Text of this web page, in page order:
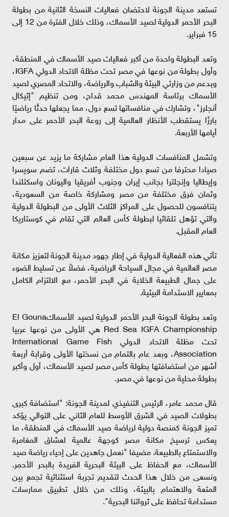
تستعد مدينة الجونة لاحتضان فعاليات النسخة الثانية من بطولة
البحر الأحمر الدولية لصيد الأسماك، وذلك خلال الفترة من 12 إلى
15 فبراير.
وتعد البطولة واحدة من أكبر فعاليات صيد الأسماك في المنطقة،
وأول بطولة من نوعها في مصر تحت مظلة الاتحاد الدولي IGFA،
وبدعم من وزارتي البيئة والشباب والرياضة، والاتحاد المصري لصيد
الأسماك برئاسة المهندس محمد قداح، ومن تنظيم "إثيكال
أنجلرز"، وتشارك في منافساتها تسع دول، مما يجعلها حدثًا رياضيًا
بارزًا يستقطب الأنظار العالمية إلى روعة البحر الأحمر على مدار
أيامها الأربعة.
وتشمل المنافسات الدولية هذا العام مشاركة ما يزيد عن سبعين
صيادا محترفا من تسع دول مختلفة وثلاث قارات، تضم سويسرا
وإيطاليا وإنجلترا بجانب إيران وجنوب أفريقيا واليونان واسكتلندا
وثمان فرق مختلفة من مصر ومشاركة خاصة من السعودية،
يتنافسون للحصول على المراكز الثلاث الأولى من البطولة الدولية
والتي تؤهل تلقائيا لبطولة كأس العالم التي تقام في كوستاريكا
العام المقبل.
تأتي هذه الفعالية الدولية في إطار جهود مدينة الجونة لتعزيز مكانة
مصر العالمية في مجال السياحة الرياضية، فضلاً عن تسليط الضوء
على جمال الطبيعة الخلابة في البحر الأحمر، مع الالتزام الكامل
بمعايير الاستدامة البيئية.
وتعد بطولة الجونة البحر الأحمر الدولية لصيد الأسماكEl Gouna
Red Sea IGFA Championship هي الأولى من نوعها عربيا
تحت مظلة الاتحاد الدولي International Game Fish
Association، وبعد عام بالتمام من نسختها الأولى وقرابة أربعة
أشهر من استضافتها بطولة كأس مصر لصيد الأسماك، أول وأكبر
بطولة محلية من نوعها في مصر.
قال محمد عامر، الرئيس التنفيذي لمدينة الجونة: "استضافة كبرى
بطولات الصيد في الشرق الأوسط للعام الثاني على التوالي يؤكد
تميز الجونة كمنصة دولية لرياضة صيد الأسماك في المنطقة، ما
يعكس ترسيخ مكانة مصر كوجهة عالمية لعشاق المغامرة
والاستمتاع بالطبيعة. مضيفا "نعمل جاهدين على إحياء رياضة صيد
الأسماك، مع الحفاظ على البيئة البحرية الفريدة بالبحر الأحمر.
ونسعى من خلال هذا الحدث لتقديم تجربة استثنائية تجمع بين
المتعة والاهتمام بالبيئة، وذلك من خلال تطبيق ممارسات
مستدامة تحافظ على ثرواتنا البحرية".